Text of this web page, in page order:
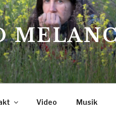
Video Musik